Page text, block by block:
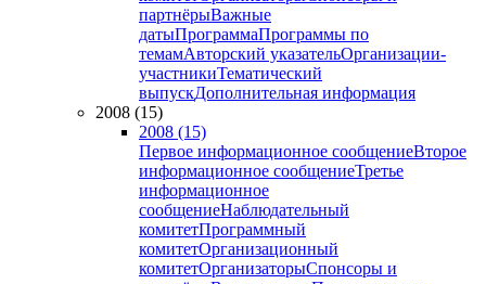
партнёрыВажные
датыПрограммаПрограммы по
темамАвторский указательОрганизации-
участникиТематический
выпускДополнительная информация
2008 (15)
2008 (15)
Первое информационное сообщениеВторое
информационное сообщениеТретье
информационное
сообщениеНаблюдательный
комитетПрограммный
комитетОрганизационный
комитетОрганизаторыСпонсоры и